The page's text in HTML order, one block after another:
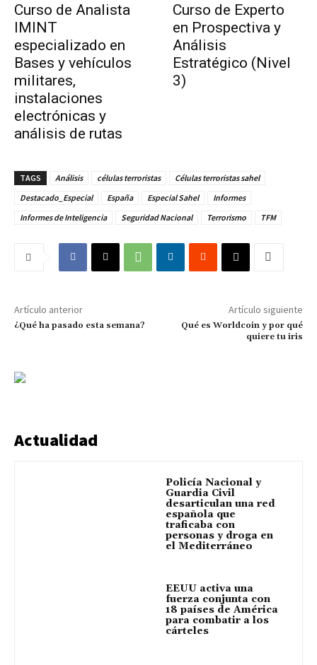
Curso de Analista
IMINT
especializado en
Bases y vehículos
militares,
instalaciones
electrónicas y
análisis de rutas
Curso de Experto
en Prospectiva y
Análisis
Estratégico (Nivel
3)
TAGS Análisis células terroristas
Células terroristas sahel
Destacado_Especial
España Especial Sahel
Informes
Informes de Inteligencia
Seguridad Nacional Terrorismo TFM
Artículo anterior
¿Qué ha pasado esta semana?
Artículo siguiente
Qué es Worldcoin y por qué
quiere tu iris
Actualidad
Policía Nacional y
Guardia Civil
desarticulan una red
española que
traficaba con
personas y droga en
el Mediterráneo
EEUU activa una
fuerza conjunta con
18 países de América
para combatir a los
cárteles